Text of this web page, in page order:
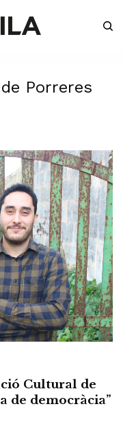
Porreres
Cultural de
de democràcia”